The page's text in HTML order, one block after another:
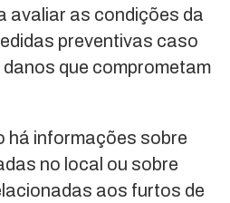
avaliar as condições da
preventivas caso
que comprometam
há informações sobre
no local ou sobre
aos furtos de